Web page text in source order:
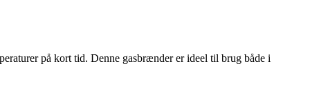
på kort tid. Denne gasbrænder er ideel til brug både i